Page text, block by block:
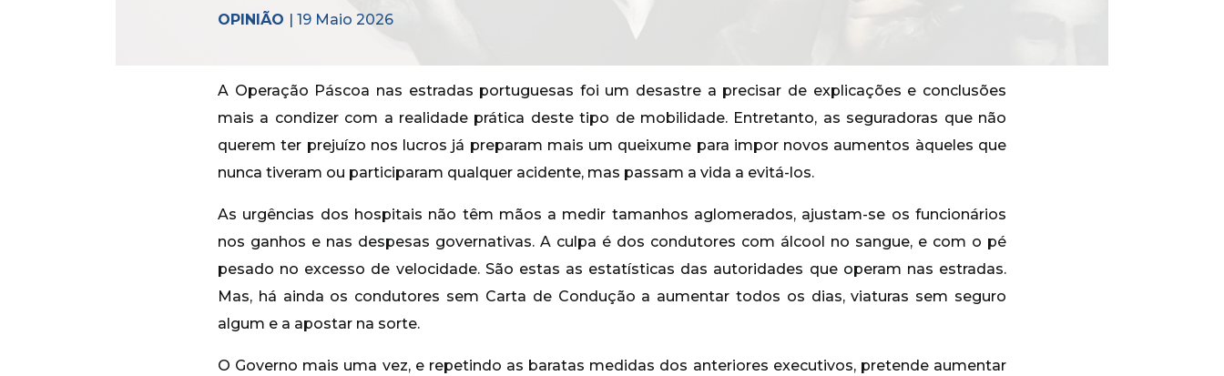
OPINIÃO | 19 Maio 2026
A Operação Páscoa nas estradas portuguesas foi um desastre a precisar de explicações e conclusões
mais a condizer com a realidade prática deste tipo de mobilidade. Entretanto, as seguradoras que não
querem ter prejuízo nos lucros já preparam mais um queixume para impor novos aumentos àqueles que
nunca tiveram ou participaram qualquer acidente, mas passam a vida a evitá-los.
As urgências dos hospitais não têm mãos a medir tamanhos aglomerados, ajustam-se os funcionários
nos ganhos e nas despesas governativas. A culpa é dos condutores com álcool no sangue, e com o pé
pesado no excesso de velocidade. São estas as estatísticas das autoridades que operam nas estradas.
Mas, há ainda os condutores sem Carta de Condução a aumentar todos os dias, viaturas sem seguro
algum e a apostar na sorte.
O Governo mais uma vez, e repetindo as baratas medidas dos anteriores executivos, pretende aumentar